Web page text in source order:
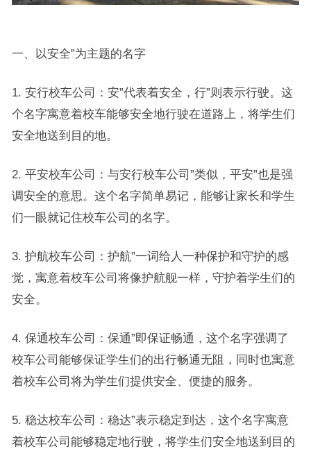
一、以安全”为主题的名字
1. 安行校车公司：安”代表着安全，行”则表示行驶。这
个名字寓意着校车能够安全地行驶在道路上，将学生们
安全地送到目的地。
2. 平安校车公司：与安行校车公司”类似，平安”也是强
调安全的意思。这个名字简单易记，能够让家长和学生
们一眼就记住校车公司的名字。
3. 护航校车公司：护航”一词给人一种保护和守护的感
觉，寓意着校车公司将像护航舰一样，守护着学生们的
安全。
4. 保通校车公司：保通”即保证畅通，这个名字强调了
校车公司能够保证学生们的出行畅通无阻，同时也寓意
着校车公司将为学生们提供安全、便捷的服务。
5. 稳达校车公司：稳达”表示稳定到达，这个名字寓意
着校车公司能够稳定地行驶，将学生们安全地送到目的